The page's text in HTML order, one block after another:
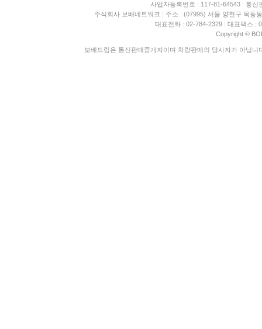
사업자등록번호 : 117-81-64543 | 통신
주식회사 보배네트워크 | 주소 : (07995) 서울 양천구 목동
대표전화 : 02-784-2329 | 대표팩스 :
Copyright ©
보배드림은 통신판매중개자이며 차량판매의 당사자가 아닙